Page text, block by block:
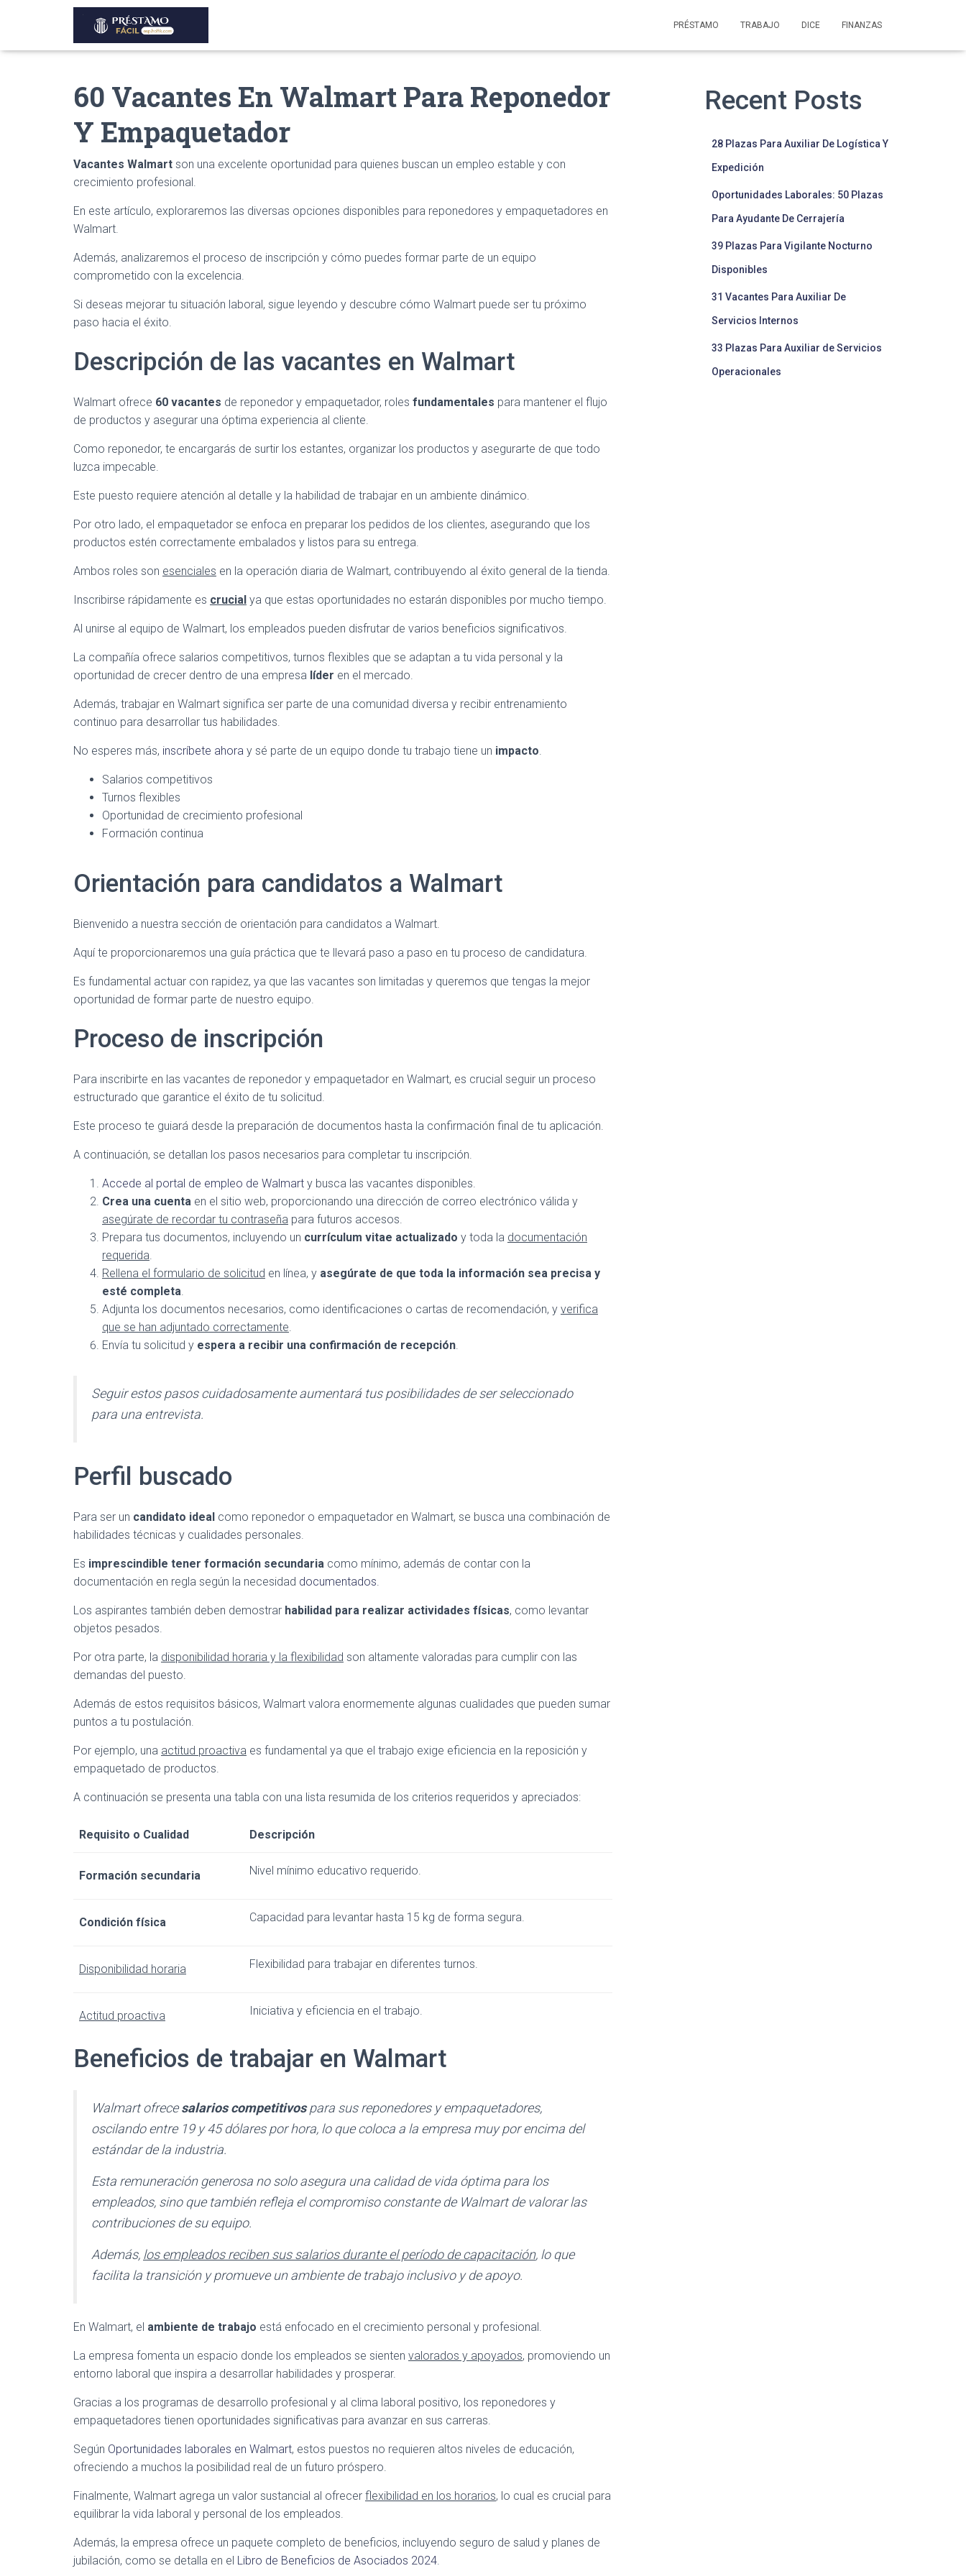
PRÉSTAMO TRABAJO DICE FINANZAS
60 Vacantes En Walmart Para Reponedor
Y Empaquetador
Vacantes Walmart son una excelente oportunidad para quienes buscan un empleo estable y con
crecimiento profesional.
En este artículo, exploraremos las diversas opciones disponibles para reponedores y empaquetadores en
Walmart.
Además, analizaremos el proceso de inscripción y cómo puedes formar parte de un equipo
comprometido con la excelencia.
Si deseas mejorar tu situación laboral, sigue leyendo y descubre cómo Walmart puede ser tu próximo
paso hacia el éxito.
Descripción de las vacantes en Walmart
Walmart ofrece 60 vacantes de reponedor y empaquetador, roles fundamentales para mantener el flujo
de productos y asegurar una óptima experiencia al cliente.
Como reponedor, te encargarás de surtir los estantes, organizar los productos y asegurarte de que todo
luzca impecable.
Este puesto requiere atención al detalle y la habilidad de trabajar en un ambiente dinámico.
Por otro lado, el empaquetador se enfoca en preparar los pedidos de los clientes, asegurando que los
productos estén correctamente embalados y listos para su entrega.
Ambos roles son esenciales en la operación diaria de Walmart, contribuyendo al éxito general de la tienda.
Inscribirse rápidamente es crucial ya que estas oportunidades no estarán disponibles por mucho tiempo.
Al unirse al equipo de Walmart, los empleados pueden disfrutar de varios beneficios significativos.
La compañía ofrece salarios competitivos, turnos flexibles que se adaptan a tu vida personal y la
oportunidad de crecer dentro de una empresa líder en el mercado.
Además, trabajar en Walmart significa ser parte de una comunidad diversa y recibir entrenamiento
continuo para desarrollar tus habilidades.
No esperes más, inscríbete ahora y sé parte de un equipo donde tu trabajo tiene un impacto.
Salarios competitivos
Turnos flexibles
Oportunidad de crecimiento profesional
Formación continua
Orientación para candidatos a Walmart
Bienvenido a nuestra sección de orientación para candidatos a Walmart.
Aquí te proporcionaremos una guía práctica que te llevará paso a paso en tu proceso de candidatura.
Es fundamental actuar con rapidez, ya que las vacantes son limitadas y queremos que tengas la mejor
oportunidad de formar parte de nuestro equipo.
Proceso de inscripción
Para inscribirte en las vacantes de reponedor y empaquetador en Walmart, es crucial seguir un proceso
estructurado que garantice el éxito de tu solicitud.
Este proceso te guiará desde la preparación de documentos hasta la confirmación final de tu aplicación.
A continuación, se detallan los pasos necesarios para completar tu inscripción.
Accede al portal de empleo de Walmart y busca las vacantes disponibles.
Crea una cuenta en el sitio web, proporcionando una dirección de correo electrónico válida y
asegúrate de recordar tu contraseña para futuros accesos.
Prepara tus documentos, incluyendo un currículum vitae actualizado y toda la documentación
requerida.
Rellena el formulario de solicitud en línea, y asegúrate de que toda la información sea precisa y
esté completa.
Adjunta los documentos necesarios, como identificaciones o cartas de recomendación, y verifica
que se han adjuntado correctamente.
Envía tu solicitud y espera a recibir una confirmación de recepción.
Seguir estos pasos cuidadosamente aumentará tus posibilidades de ser seleccionado
para una entrevista.
Perfil buscado
Para ser un candidato ideal como reponedor o empaquetador en Walmart, se busca una combinación de
habilidades técnicas y cualidades personales.
Es imprescindible tener formación secundaria como mínimo, además de contar con la
documentación en regla según la necesidad documentados.
Los aspirantes también deben demostrar habilidad para realizar actividades físicas, como levantar
objetos pesados.
Por otra parte, la disponibilidad horaria y la flexibilidad son altamente valoradas para cumplir con las
demandas del puesto.
Además de estos requisitos básicos, Walmart valora enormemente algunas cualidades que pueden sumar
puntos a tu postulación.
Por ejemplo, una actitud proactiva es fundamental ya que el trabajo exige eficiencia en la reposición y
empaquetado de productos.
A continuación se presenta una tabla con una lista resumida de los criterios requeridos y apreciados:
Requisito o Cualidad Descripción
Formación secundaria Nivel mínimo educativo requerido.
Condición física Capacidad para levantar hasta 15 kg de forma segura.
Disponibilidad horaria Flexibilidad para trabajar en diferentes turnos.
Actitud proactiva Iniciativa y eficiencia en el trabajo.
Beneficios de trabajar en Walmart
Walmart ofrecesalarios competitivospara sus reponedores y empaquetadores,
oscilando entre 19 y 45 dólares por hora, lo que coloca a la empresa muy por encima del
estándar de la industria.
Esta remuneración generosa no solo asegura una calidad de vida óptima para los
empleados, sino que también refleja el compromiso constante de Walmart de valorar las
contribuciones de su equipo.
Además, los empleados reciben sus salarios durante el período de capacitación, lo que
facilita la transición y promueve un ambiente de trabajo inclusivo y de apoyo.
En Walmart, el ambiente de trabajo está enfocado en el crecimiento personal y profesional.
La empresa fomenta un espacio donde los empleados se sienten valorados y apoyados, promoviendo un
entorno laboral que inspira a desarrollar habilidades y prosperar.
Gracias a los programas de desarrollo profesional y al clima laboral positivo, los reponedores y
empaquetadores tienen oportunidades significativas para avanzar en sus carreras.
Según Oportunidades laborales en Walmart, estos puestos no requieren altos niveles de educación,
ofreciendo a muchos la posibilidad real de un futuro próspero.
Finalmente, Walmart agrega un valor sustancial al ofrecer flexibilidad en los horarios, lo cual es crucial para
equilibrar la vida laboral y personal de los empleados.
Además, la empresa ofrece un paquete completo de beneficios, incluyendo seguro de salud y planes de
jubilación, como se detalla en el Libro de Beneficios de Asociados 2024.
Recent Posts
28 Plazas Para Auxiliar De Logística Y
Expedición
Oportunidades Laborales: 50 Plazas
Para Ayudante De Cerrajería
39 Plazas Para Vigilante Nocturno
Disponibles
31 Vacantes Para Auxiliar De
Servicios Internos
33 Plazas Para Auxiliar de Servicios
Operacionales